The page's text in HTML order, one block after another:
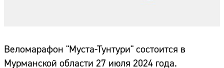
Веломарафон "Муста-Тунтури" состоится в
Мурманской области 27 июля 2024 года.